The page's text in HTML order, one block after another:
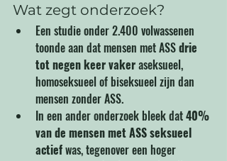
Wat zegt onderzoek?
Een studie onder 2.400 volwassenen
toonde aan dat mensen met ASS drie
tot negen keer vaker aseksueel,
homoseksueel of biseksueel zijn dan
mensen zonder ASS.
In een ander onderzoek bleek dat 40%
van de mensen met ASS seksueel
actief was, tegenover een hoger